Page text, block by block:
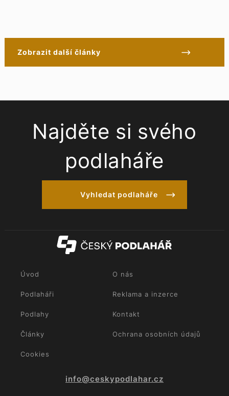
Zobrazit další články
Najděte si svého
podlaháře
Vyhledat podlaháře
Úvod O nás
Podlaháři Reklama a inzerce
Podlahy Kontakt
Články Ochrana osobních údajů
Cookies
info@ceskypodlahar.cz